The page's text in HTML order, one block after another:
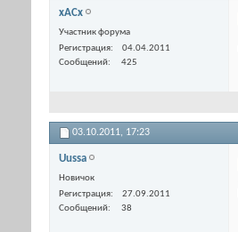
xACx
Участник форума
Регистрация
04.04.2011
Сообщений
425
03.10.2011, 17:23
Uussa
Новичок
Регистрация
27.09.2011
Сообщений
38